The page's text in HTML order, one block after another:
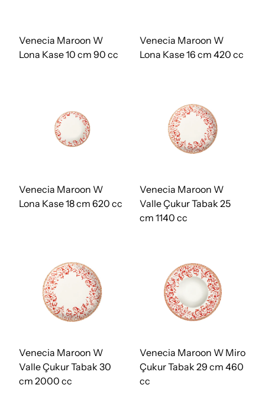
Venecia Maroon W
Lona Kase 10 cm 90 cc
Venecia Maroon W
Lona Kase 16 cm 420 cc
Venecia Maroon W
Lona Kase 18 cm 620 cc
Venecia Maroon W
Valle Çukur Tabak 25
cm 1140 cc
Venecia Maroon W
Valle Çukur Tabak 30
cm 2000 cc
Venecia Maroon W Miro
Çukur Tabak 29 cm 460
cc